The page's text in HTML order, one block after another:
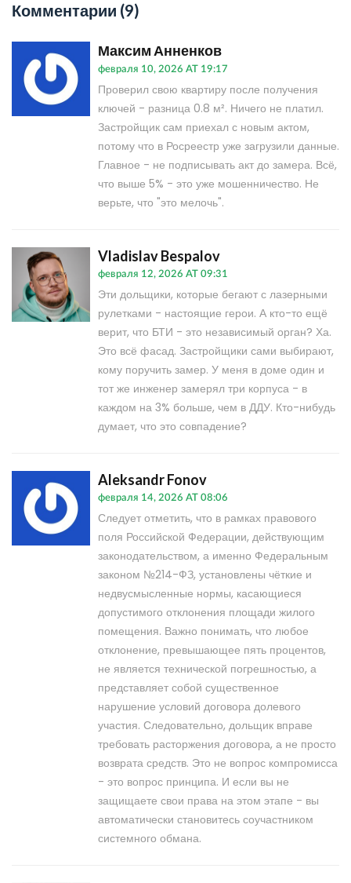
Комментарии (9)
Максим Анненков
февраля 10, 2026 AT 19:17
Проверил свою квартиру после получения
ключей - разница 0.8 м². Ничего не платил.
Застройщик сам приехал с новым актом,
потому что в Росреестр уже загрузили данные.
Главное - не подписывать акт до замера. Всё,
что выше 5% - это уже мошенничество. Не
верьте, что "это мелочь".
Vladislav Bespalov
февраля 12, 2026 AT 09:31
Эти дольщики, которые бегают с лазерными
рулетками - настоящие герои. А кто-то ещё
верит, что БТИ - это независимый орган? Ха.
Это всё фасад. Застройщики сами выбирают,
кому поручить замер. У меня в доме один и
тот же инженер замерял три корпуса - в
каждом на 3% больше, чем в ДДУ. Кто-нибудь
думает, что это совпадение?
Aleksandr Fonov
февраля 14, 2026 AT 08:06
Следует отметить, что в рамках правового
поля Российской Федерации, действующим
законодательством, а именно Федеральным
законом №214-ФЗ, установлены чёткие и
недвусмысленные нормы, касающиеся
допустимого отклонения площади жилого
помещения. Важно понимать, что любое
отклонение, превышающее пять процентов,
не является технической погрешностью, а
представляет собой существенное
нарушение условий договора долевого
участия. Следовательно, дольщик вправе
требовать расторжения договора, а не просто
возврата средств. Это не вопрос компромисса
- это вопрос принципа. И если вы не
защищаете свои права на этом этапе - вы
автоматически становитесь соучастником
системного обмана.